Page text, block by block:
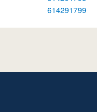
614291799